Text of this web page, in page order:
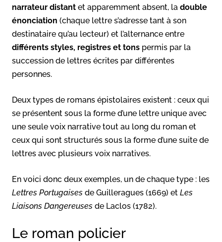
narrateur distant et apparemment absent, la double
énonciation (chaque lettre s’adresse tant à son
destinataire qu’au lecteur) et l’alternance entre
différents styles, registres et tons permis par la
succession de lettres écrites par différentes
personnes.
Deux types de romans épistolaires existent : ceux qui
se présentent sous la forme d’une lettre unique avec
une seule voix narrative tout au long du roman et
ceux qui sont structurés sous la forme d’une suite de
lettres avec plusieurs voix narratives.
En voici donc deux exemples, un de chaque type : les
Lettres Portugaises de Guilleragues (1669) et Les
Liaisons Dangereuses de Laclos (1782).
Le roman policier